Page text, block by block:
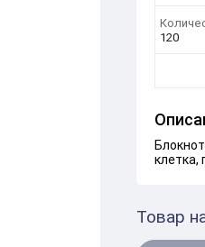
120
клетка,
Товар